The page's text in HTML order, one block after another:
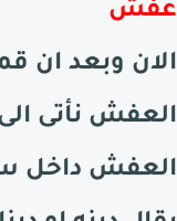
عفش
الان وبعد ان
العفش نأتى
العفش داخل